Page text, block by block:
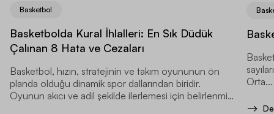
Basketbol
Basketbolda Kural İhlalleri: En Sık Düdük
Çalınan 8 Hata ve Cezaları
Basketbol, hızın, stratejinin ve takım oyununun ön
planda olduğu dinamik spor dallarından biridir.
Oyunun akıcı ve adil şekilde ilerlemesi için belirlenmiş
Orta...